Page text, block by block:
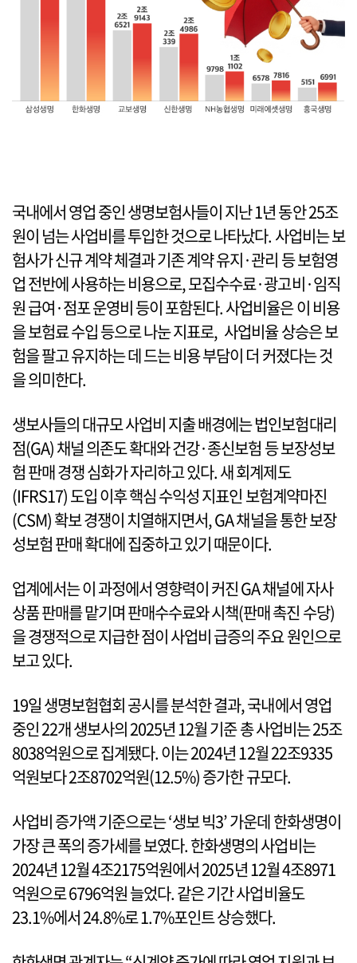
국내에서 영업 중인 생명보험사들이 지난 1년 동안 25조
원이 넘는 사업비를 투입한 것으로 나타났다. 사업비는 보
험사가 신규 계약 체결과 기존 계약 유지·관리 등 보험영
업 전반에 사용하는 비용으로, 모집수수료·광고비·임직
원 급여·점포 운영비 등이 포함된다. 사업비율은 이 비용
을 보험료 수입 등으로 나눈 지표로, 사업비율 상승은 보
험을 팔고 유지하는 데 드는 비용 부담이 더 커졌다는 것
을 의미한다.
생보사들의 대규모 사업비 지출 배경에는 법인보험대리
점(GA) 채널 의존도 확대와 건강·종신보험 등 보장성보
험 판매 경쟁 심화가 자리하고 있다. 새 회계제도
(IFRS17) 도입 이후 핵심 수익성 지표인 보험계약마진
(CSM) 확보 경쟁이 치열해지면서, GA 채널을 통한 보장
성보험 판매 확대에 집중하고 있기 때문이다.
업계에서는 이 과정에서 영향력이 커진 GA 채널에 자사
상품 판매를 맡기며 판매수수료와 시책(판매 촉진 수당)
을 경쟁적으로 지급한 점이 사업비 급증의 주요 원인으로
보고 있다.
19일 생명보험협회 공시를 분석한 결과, 국내에서 영업
중인 22개 생보사의 2025년 12월 기준 총 사업비는 25조
8038억원으로 집계됐다. 이는 2024년 12월 22조9335
억원보다 2조8702억원(12.5%) 증가한 규모다.
사업비 증가액 기준으로는 ‘생보 빅3’ 가운데 한화생명이
가장 큰 폭의 증가세를 보였다. 한화생명의 사업비는
2024년 12월 4조2175억원에서 2025년 12월 4조8971
억원으로 6796억원 늘었다. 같은 기간 사업비율도
23.1%에서 24.8%로 1.7%포인트 상승했다.